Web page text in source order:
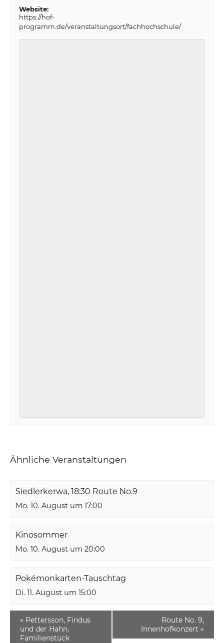
Website:
https://hof-
programm.de/veranstaltungsort/fachhochschule/
Ähnliche Veranstaltungen
Siedlerkerwa, 18:30 Route No.9
Mo. 10. August um 17:00
Kinosommer
Mo. 10. August um 20:00
Pokémonkarten-Tauschtag
Di. 11. August um 15:00
« Pettersson, Findus
und der Hahn,
Familienstück
Route No. 9,
Innenhofkonzert »